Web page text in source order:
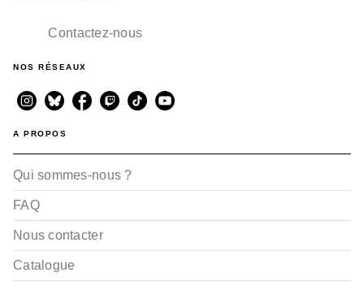
Contactez-nous
NOS RÉSEAUX
A PROPOS
Qui sommes-nous ?
FAQ
Nous contacter
Catalogue